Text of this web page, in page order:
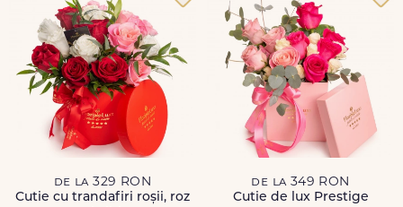
de la 329 RON
Cutie cu trandafiri roșii, roz
de la 349 RON
Cutie de lux Prestige